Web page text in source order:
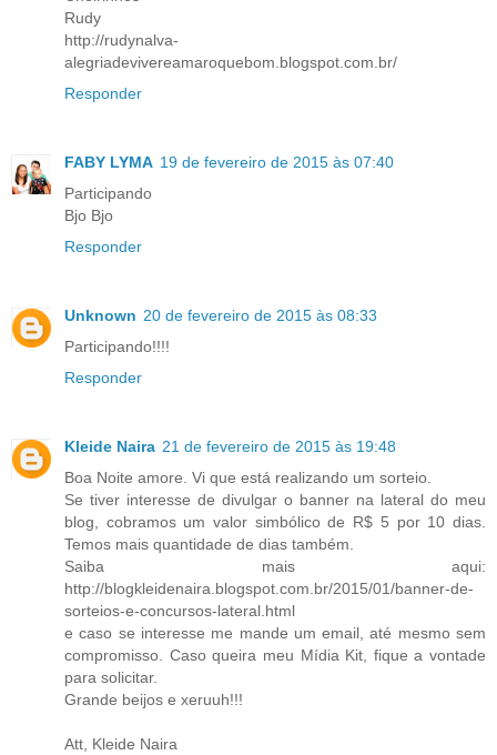
Rudy
http://rudynalva-
alegriadevivereamaroquebom.blogspot.com.br/
Responder
FABY LYMA 19 de fevereiro de 2015 às 07:40
Participando
Bjo Bjo
Responder
Unknown 20 de fevereiro de 2015 às 08:33
Participando!!!!
Responder
Kleide Naira 21 de fevereiro de 2015 às 19:48
Boa Noite amore. Vi que está realizando um sorteio.
Se tiver interesse de divulgar o banner na lateral do meu
blog, cobramos um valor simbólico de R$ 5 por 10 dias.
Temos mais quantidade de dias também.
Saiba mais aqui:
http://blogkleidenaira.blogspot.com.br/2015/01/banner-de-
sorteios-e-concursos-lateral.html
e caso se interesse me mande um email, até mesmo sem
compromisso. Caso queira meu Mídia Kit, fique a vontade
para solicitar.
Grande beijos e xeruuh!!!
Att, Kleide Naira